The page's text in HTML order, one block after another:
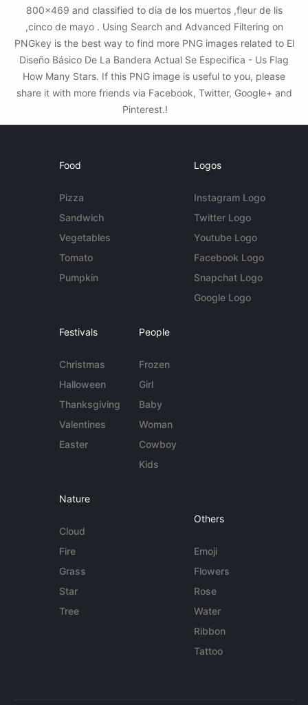
800x469 and classified to dia de los muertos ,fleur de lis
,cinco de mayo . Using Search and Advanced Filtering on
PNGkey is the best way to find more PNG images related to El
Diseño Básico De La Bandera Actual Se Especifica - Us Flag
How Many Stars. If this PNG image is useful to you, please
share it with more friends via Facebook, Twitter, Google+ and
Pinterest.!
Food
Pizza
Sandwich
Vegetables
Tomato
Pumpkin
Logos
Instagram Logo
Twitter Logo
Youtube Logo
Facebook Logo
Snapchat Logo
Google Logo
Festivals
Christmas
Halloween
Thanksgiving
Valentines
Easter
People
Frozen
Girl
Baby
Woman
Cowboy
Kids
Nature
Cloud
Fire
Grass
Star
Tree
Others
Emoji
Flowers
Rose
Water
Ribbon
Tattoo